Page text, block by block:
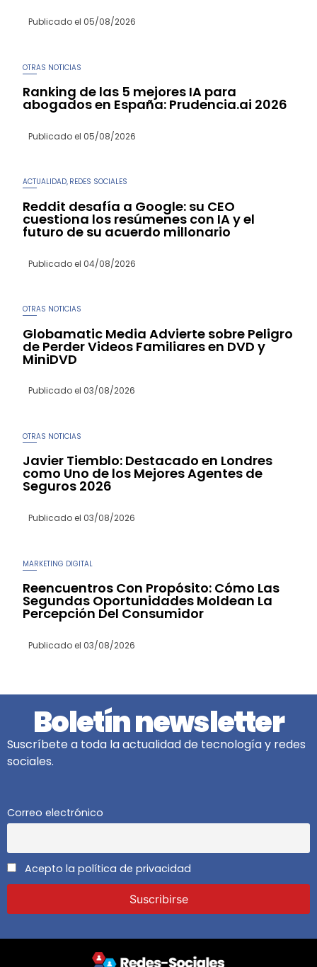
Publicado el 05/08/2026
OTRAS NOTICIAS
Ranking de las 5 mejores IA para
abogados en España: Prudencia.ai 2026
Publicado el 05/08/2026
ACTUALIDAD, REDES SOCIALES
Reddit desafía a Google: su CEO
cuestiona los resúmenes con IA y el
futuro de su acuerdo millonario
Publicado el 04/08/2026
OTRAS NOTICIAS
Globamatic Media Advierte sobre Peligro
de Perder Videos Familiares en DVD y
MiniDVD
Publicado el 03/08/2026
OTRAS NOTICIAS
Javier Tiemblo: Destacado en Londres
como Uno de los Mejores Agentes de
Seguros 2026
Publicado el 03/08/2026
MARKETING DIGITAL
Reencuentros Con Propósito: Cómo Las
Segundas Oportunidades Moldean La
Percepción Del Consumidor
Publicado el 03/08/2026
Boletín newsletter
Suscríbete a toda la actualidad de tecnología y redes
sociales.
Correo electrónico
Acepto la política de privacidad